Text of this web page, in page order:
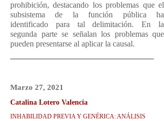
prohibición, destacando los problemas que el
subsistema de la función pública ha
identificado para tal delimitación. En la
segunda parte se señalan los problemas que
pueden presentarse al aplicar la causal.
Marzo 27, 2021
Catalina Lotero Valencia
INHABILIDAD PREVIA Y GENÉRICA: ANÁLISIS